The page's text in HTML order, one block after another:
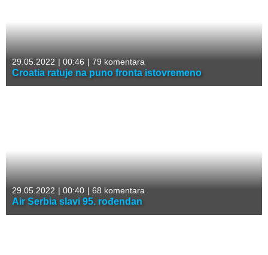
29.05.2022 | 00:46 | 79 komentara
Croatia ratuje na puno fronta istovremeno
29.05.2022 | 00:40 | 68 komentara
Air Serbia slavi 95. rođendan